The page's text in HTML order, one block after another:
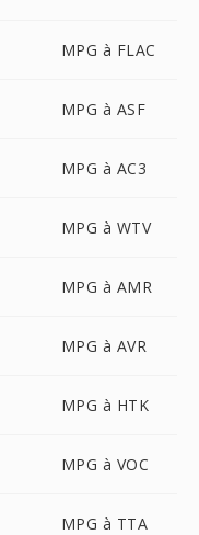
MPG à FLAC
MPG à ASF
MPG à AC3
MPG à WTV
MPG à AMR
MPG à AVR
MPG à HTK
MPG à VOC
MPG à TTA